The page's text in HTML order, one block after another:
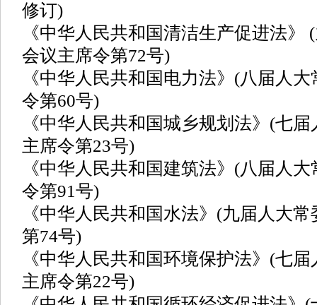
修订)
《中华人民共和国清洁生产促进法》
会议主席令第72号)
《中华人民共和国电力法》(八届人
令第60号)
《中华人民共和国城乡规划法》(七
主席令第23号)
《中华人民共和国建筑法》(八届人
令第91号)
《中华人民共和国水法》(九届人大
第74号)
《中华人民共和国环境保护法》(七
主席令第22号)